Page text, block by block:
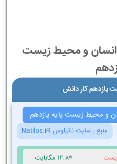
انسان و محیط زیست
یازدهم کار دانش
و محیط زیست پایه یازدهم
منبع : سایت ناتیلوس Natilos.iR
12.84 مگابایت